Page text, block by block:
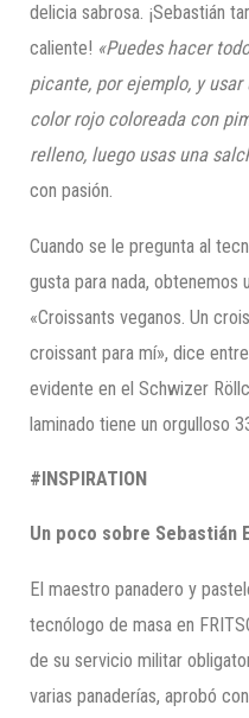
delicia sabrosa. ¡Sebastián
caliente! «Puedes hacer
picante, por ejemplo, y usar
color rojo coloreada con
relleno, luego usas una
con pasión.
Cuando se le pregunta al
gusta para nada, obtenemos
«Croissants veganos. Un
croissant para mí», dice
evidente en el Schwizer
laminado tiene un orgulloso
#INSPIRATION
Un poco sobre Sebastián
El maestro panadero y
tecnólogo de masa en
de su servicio militar
varias panaderías, aprobó